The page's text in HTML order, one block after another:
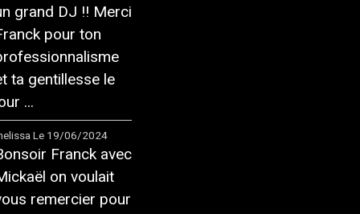
grand DJ !! Merci
pour ton
ta gentillesse le
...
Le 19/06/2024
Franck avec
on voulait
remercier pour